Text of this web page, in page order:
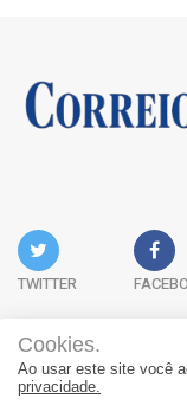
TWITTER
Acervo
Cookies.
Ao usar este site você
privacidade.